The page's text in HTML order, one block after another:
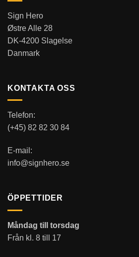
Sign Hero
Østre Alle 28
DK-4200 Slagelse
Danmark
KONTAKTA OSS
Telefon:
(+45) 82 82 30 84
E-mail:
info@signhero.se
ÖPPETTIDER
Måndag till torsdag
Från kl. 8 till 17